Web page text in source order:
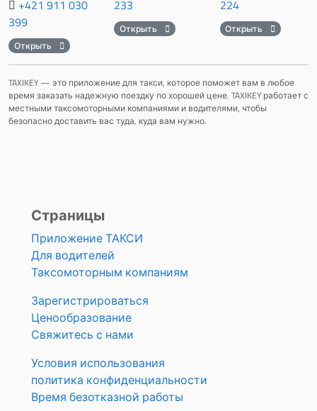
+421 911 030
399
Открыть
233
Открыть
224
Открыть
TAXIKEY — это приложение для такси, которое поможет вам в любое
время заказать надежную поездку по хорошей цене. TAXIKEY работает с
местными таксомоторными компаниями и водителями, чтобы
безопасно доставить вас туда, куда вам нужно.
Страницы
Приложение ТАКСИ
Для водителей
Таксомоторным компаниям
Зарегистрироваться
Ценообразование
Свяжитесь с нами
Условия использования
политика конфиденциальности
Время безотказной работы